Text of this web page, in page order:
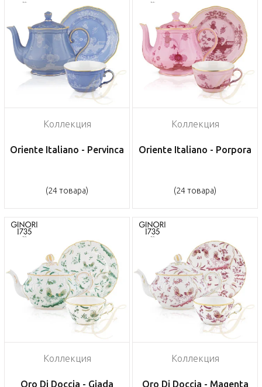
Коллекция
Oriente Italiano - Pervinca
(24 товара)
Коллекция
Oriente Italiano - Porpora
(24 товара)
Коллекция
Oro Di Doccia - Giada
Коллекция
Oro Di Doccia - Magenta